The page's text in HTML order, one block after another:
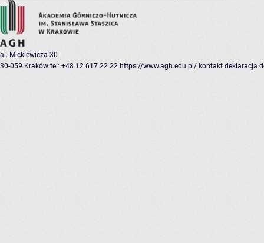
al. Mickiewicza 30
30-059 Kraków tel: +48 12 617 22 22 https://www.agh.edu.pl/ kontakt deklaracja